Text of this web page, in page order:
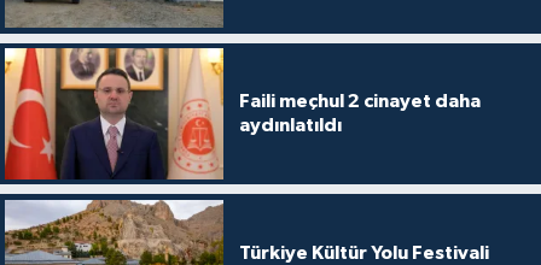
Faili meçhul 2 cinayet daha
aydınlatıldı
Türkiye Kültür Yolu Festivali